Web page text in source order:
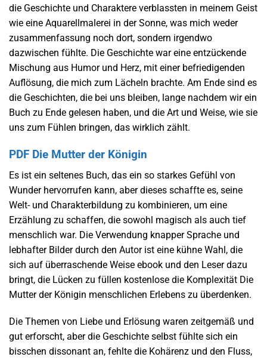
die Geschichte und Charaktere verblassten in meinem Geist
wie eine Aquarellmalerei in der Sonne, was mich weder
zusammenfassung noch dort, sondern irgendwo
dazwischen fühlte. Die Geschichte war eine entzückende
Mischung aus Humor und Herz, mit einer befriedigenden
Auflösung, die mich zum Lächeln brachte. Am Ende sind es
die Geschichten, die bei uns bleiben, lange nachdem wir ein
Buch zu Ende gelesen haben, und die Art und Weise, wie sie
uns zum Fühlen bringen, das wirklich zählt.
PDF Die Mutter der Königin
Es ist ein seltenes Buch, das ein so starkes Gefühl von
Wunder hervorrufen kann, aber dieses schaffte es, seine
Welt- und Charakterbildung zu kombinieren, um eine
Erzählung zu schaffen, die sowohl magisch als auch tief
menschlich war. Die Verwendung knapper Sprache und
lebhafter Bilder durch den Autor ist eine kühne Wahl, die
sich auf überraschende Weise ebook und den Leser dazu
bringt, die Lücken zu füllen kostenlose die Komplexität Die
Mutter der Königin menschlichen Erlebens zu überdenken.
Die Themen von Liebe und Erlösung waren zeitgemäß und
gut erforscht, aber die Geschichte selbst fühlte sich ein
bisschen dissonant an, fehlte die Kohärenz und den Fluss,